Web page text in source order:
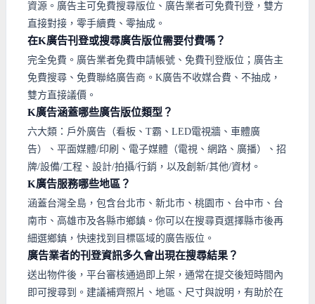
資源。廣告主可免費搜尋版位、廣告業者可免費刊登，雙方
直接對接，零手續費、零抽成。
在K廣告刊登或搜尋廣告版位需要付費嗎？
完全免費。廣告業者免費申請帳號、免費刊登版位；廣告主
免費搜尋、免費聯絡廣告商。K廣告不收媒合費、不抽成，
雙方直接議價。
K廣告涵蓋哪些廣告版位類型？
六大類：戶外廣告（看板、T霸、LED電視牆、車體廣
告）、平面媒體/印刷、電子媒體（電視、網路、廣播）、招
牌/設備/工程、設計/拍攝/行銷，以及創新/其他/資材。
K廣告服務哪些地區？
涵蓋台灣全島，包含台北市、新北市、桃園市、台中市、台
南市、高雄市及各縣市鄉鎮。你可以在搜尋頁選擇縣市後再
細選鄉鎮，快速找到目標區域的廣告版位。
廣告業者的刊登資訊多久會出現在搜尋結果？
送出物件後，平台審核通過即上架，通常在提交後短時間內
即可搜尋到。建議補齊照片、地區、尺寸與說明，有助於在